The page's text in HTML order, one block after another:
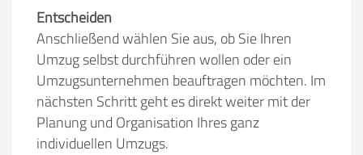
Entscheiden
Anschließend wählen Sie aus, ob Sie Ihren
Umzug selbst durchführen wollen oder ein
Umzugsunternehmen beauftragen möchten. Im
nächsten Schritt geht es direkt weiter mit der
Planung und Organisation Ihres ganz
individuellen Umzugs.